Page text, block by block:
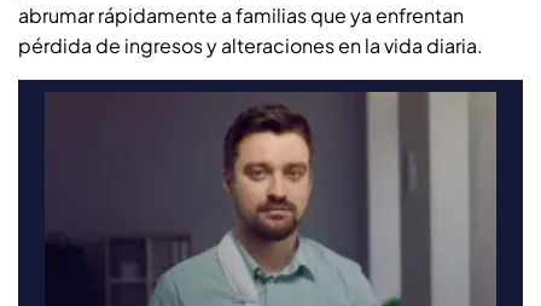
abrumar rápidamente a familias que ya enfrentan
pérdida de ingresos y alteraciones en la vida diaria.